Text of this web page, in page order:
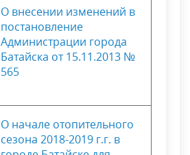
О внесении изменений в
постановление
Администрации города
Батайска от 15.11.2013 №
565
О начале отопительного
сезона 2018-2019 г.г. в